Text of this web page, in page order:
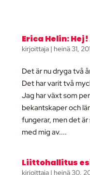
Erica Helin:
kirjoittaja | heinä 31,
Det är nu dryga två
Det har varit två
Jag har växt som
bekantskaper och
fungerar, men det
med mig av....
Liittohallitus
kirjoittaja | heinä 30,